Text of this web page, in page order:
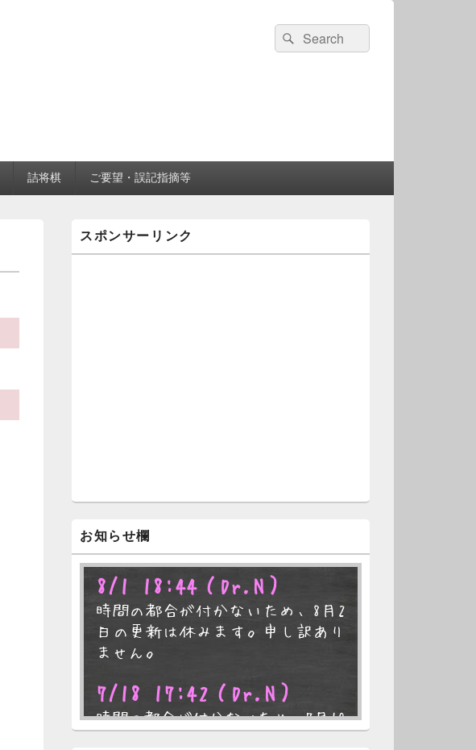
検
索:
検
索
詰将棋 ご要望・誤記指摘等
イ
ン
スポンサーリンク
お知らせ欄
8/1 18:44 （Dr.N）
時間の都合が付かないため、8月2
日の更新は休みます。申し訳あり
ません。
7/18 17:42 （Dr.N）
時間の都合が付かないため、7月19